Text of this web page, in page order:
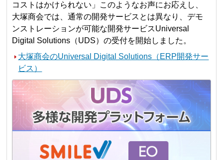
コストはかけられない」このようなお声にお応えし、
大塚商会では、通常の開発サービスとは異なり、デモ
ンストレーションが可能な開発サービスUniversal
Digital Solutions（UDS）の受付を開始しました。
大塚商会のUniversal Digital Solutions（ERP開発サー
ビス）